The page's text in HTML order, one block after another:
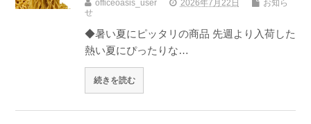
officeoasis_user 2026年7月22日
お知ら
せ
◆暑い夏にピッタリの商品 先週より入荷した
熱い夏にぴったりな…
続きを読む